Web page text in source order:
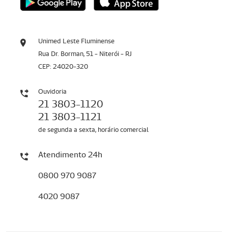
Unimed Leste Fluminense
Rua Dr. Borman, 51 - Niterói - RJ
CEP: 24020-320
Ouvidoria
21 3803-1120
21 3803-1121
de segunda a sexta, horário comercial
Atendimento 24h
0800 970 9087
4020 9087